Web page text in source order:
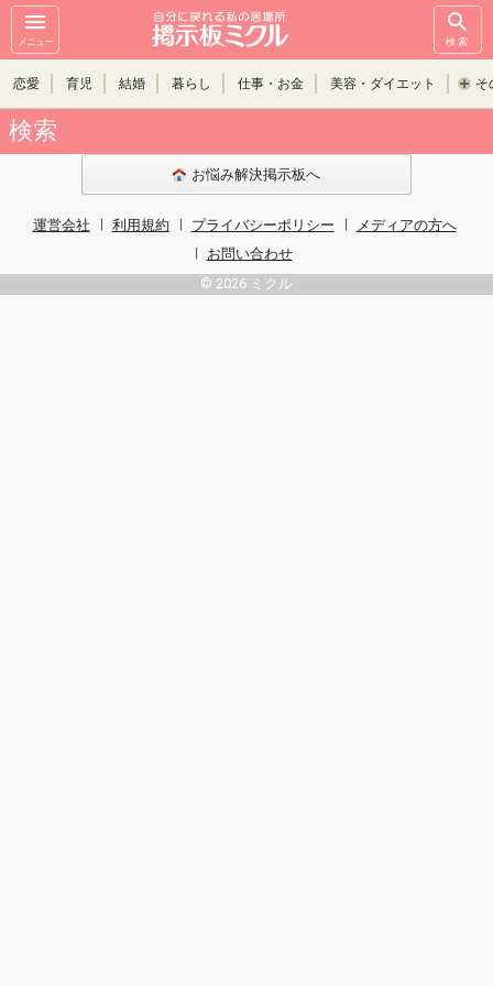
メニュー 検索
恋愛 育児 結婚 暮らし 仕事・お金 美容・ダイエット そ
検索
お悩み解決掲示板へ
運営会社 利用規約 プライバシーポリシー
メディアの方へ
お問い合わせ
© 2026 ミクル